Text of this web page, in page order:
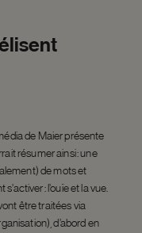
de Maier présente
résumer ainsi : une
de mots et
: l’ouïe et la vue.
être traitées via
d’abord en